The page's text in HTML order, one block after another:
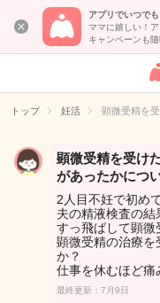
アプリでいつでも
ママに嬉しい！
キャンペーンも随
トップ 妊活 顕微受精を
顕微受精を受け
があったかにつ
2人目不妊で初め
夫の精液検査の
すっ飛ばして顕微
顕微受精の治療を
か？
仕事を休むほど痛
最終更新：7月9日